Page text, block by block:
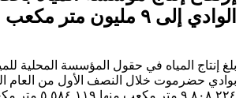
الوادي إلى ٩ مليون متر مكعب
بلغ إنتاج المياه في حقول المؤسسة المحلية
بوادي حضرموت خلال النصف الأول من العام
٩.٨٠٨.٢٢٤ متر